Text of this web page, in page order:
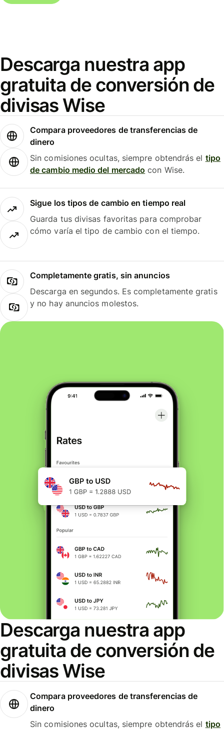
Descarga nuestra app
gratuita de conversión de
divisas Wise
Compara proveedores de transferencias de
dinero
Sin comisiones ocultas, siempre obtendrás el tipo
de cambio medio del mercado con Wise.
Sigue los tipos de cambio en tiempo real
Guarda tus divisas favoritas para comprobar
cómo varía el tipo de cambio con el tiempo.
Completamente gratis, sin anuncios
Descarga en segundos. Es completamente gratis
y no hay anuncios molestos.
Descarga nuestra app
gratuita de conversión de
divisas Wise
Compara proveedores de transferencias de
dinero
Sin comisiones ocultas, siempre obtendrás el tipo